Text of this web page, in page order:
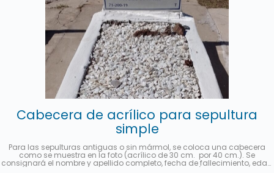
Cabecera de acrílico para sepultura
simple
Para las sepulturas antiguas o sin mármol, se coloca una cabecera
como se muestra en la foto (acrílico de 30 cm. por 40 cm.). Se
consignará el nombre y apellido completo, fecha de fallecimiento, edad